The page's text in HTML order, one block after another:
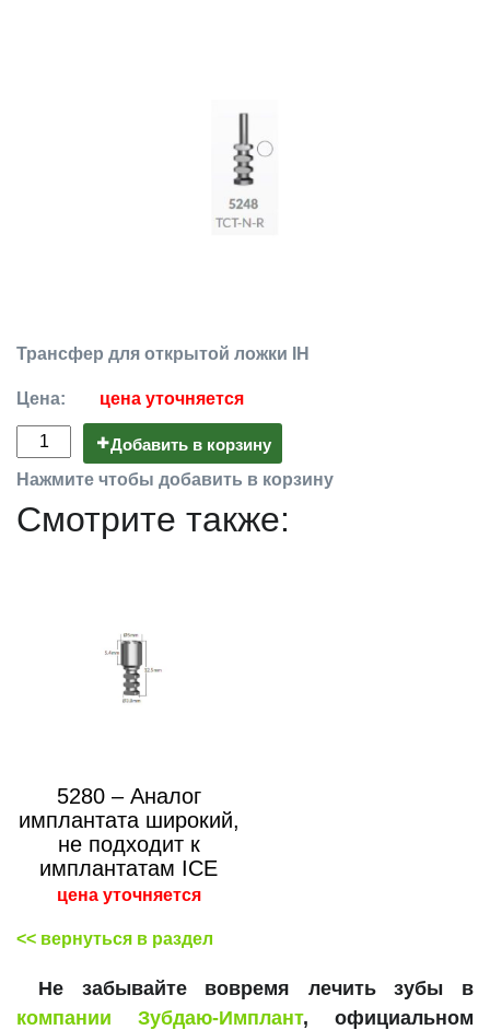
Трансфер для открытой ложки IH
Цена: цена уточняется
Добавить в корзину
Нажмите чтобы добавить в корзину
Смотрите также:
5280 – Аналог
имплантата широкий,
не подходит к
имплантатам ICE
цена уточняется
<< вернуться в раздел
Не забывайте вовремя лечить зубы в
компании Зубдаю-Имплант, официальном